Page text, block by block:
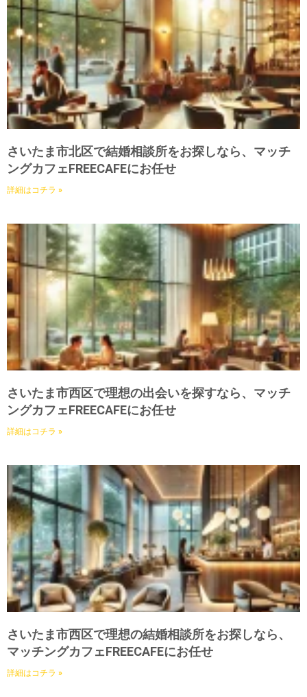
さいたま市北区で結婚相談所をお探しなら、マッチ
ングカフェFREECAFEにお任せ
詳細はコチラ »
さいたま市西区で理想の出会いを探すなら、マッチ
ングカフェFREECAFEにお任せ
詳細はコチラ »
さいたま市西区で理想の結婚相談所をお探しなら、
マッチングカフェFREECAFEにお任せ
詳細はコチラ »